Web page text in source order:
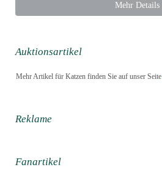
Mehr Details
Auktionsartikel
Mehr Artikel für Katzen finden Sie auf unser Seite
Reklame
Fanartikel